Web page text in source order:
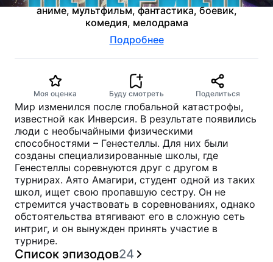
аниме, мультфильм, фантастика, боевик,
комедия, мелодрама
Подробнее
Моя оценка Буду смотреть Поделиться
Мир изменился после глобальной катастрофы,
известной как Инверсия. В результате появились
люди с необычайными физическими
способностями – Генестеллы. Для них были
созданы специализированные школы, где
Генестеллы соревнуются друг с другом в
турнирах. Аято Амагири, студент одной из таких
школ, ищет свою пропавшую сестру. Он не
стремится участвовать в соревнованиях, однако
обстоятельства втягивают его в сложную сеть
интриг, и он вынужден принять участие в
турнире.
Список эпизодов24